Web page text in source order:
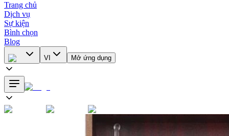
Trang chủ
Dịch vụ
Sự kiện
Bình chọn
Blog
VI Mở ứng dụng